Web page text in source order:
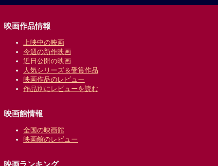
映画作品情報
上映中の映画
今週の新作映画
近日公開の映画
人気シリーズ＆受賞作品
映画作品のレビュー
作品別にレビューを読む
映画館情報
全国の映画館
映画館のレビュー
映画ランキング